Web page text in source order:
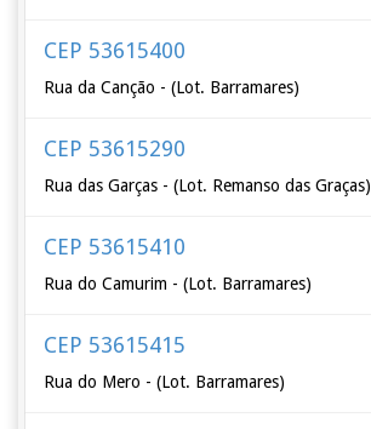
CEP 53615400
Rua da Canção - (Lot. Barramares)
CEP 53615290
Rua das Garças - (Lot. Remanso das Graças)
CEP 53615410
Rua do Camurim - (Lot. Barramares)
CEP 53615415
Rua do Mero - (Lot. Barramares)